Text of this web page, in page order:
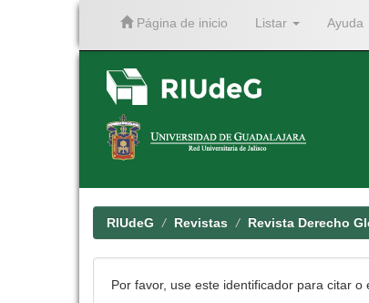
Página de inicio Listar Ayuda
RIUdeG Revistas Revista Derecho
Por favor, use este identificador para citar o